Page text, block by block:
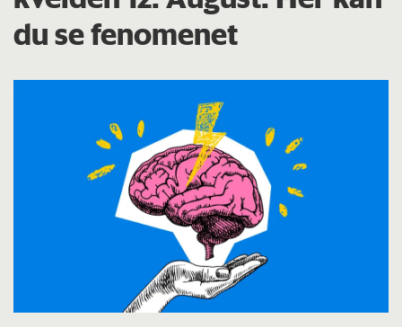
du se fenomenet